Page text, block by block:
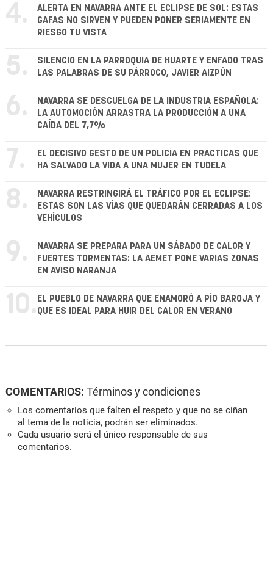
4.
ALERTA EN NAVARRA ANTE EL ECLIPSE DE SOL: ESTAS
GAFAS NO SIRVEN Y PUEDEN PONER SERIAMENTE EN
RIESGO TU VISTA
5.
SILENCIO EN LA PARROQUIA DE HUARTE Y ENFADO TRAS
LAS PALABRAS DE SU PÁRROCO, JAVIER AIZPÚN
6.
NAVARRA SE DESCUELGA DE LA INDUSTRIA ESPAÑOLA:
LA AUTOMOCIÓN ARRASTRA LA PRODUCCIÓN A UNA
CAÍDA DEL 7,7%
7.
EL DECISIVO GESTO DE UN POLICÍA EN PRÁCTICAS QUE
HA SALVADO LA VIDA A UNA MUJER EN TUDELA
8.
NAVARRA RESTRINGIRÁ EL TRÁFICO POR EL ECLIPSE:
ESTAS SON LAS VÍAS QUE QUEDARÁN CERRADAS A LOS
VEHÍCULOS
9.
NAVARRA SE PREPARA PARA UN SÁBADO DE CALOR Y
FUERTES TORMENTAS: LA AEMET PONE VARIAS ZONAS
EN AVISO NARANJA
10. EL PUEBLO DE NAVARRA QUE ENAMORÓ A PÍO BAROJA Y
QUE ES IDEAL PARA HUIR DEL CALOR EN VERANO
COMENTARIOS: Términos y condiciones
Los comentarios que falten el respeto y que no se ciñan
al tema de la noticia, podrán ser eliminados.
Cada usuario será el único responsable de sus
comentarios.